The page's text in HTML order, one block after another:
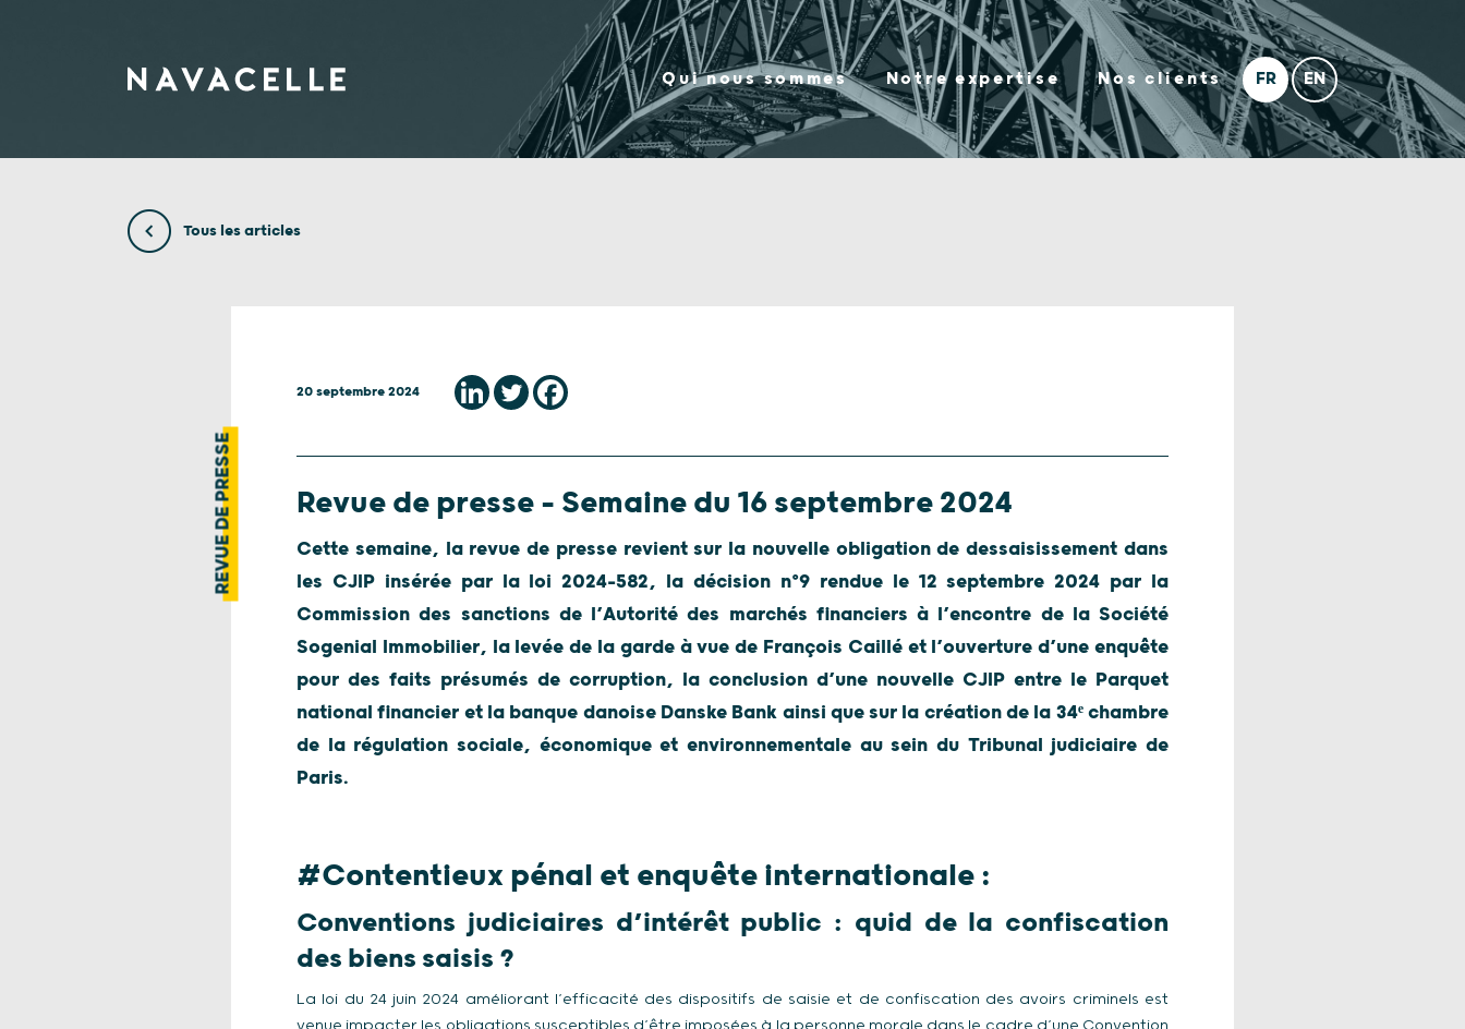
Qui nous sommes Notre expertise Nos clients
Tous les articles
REVUE DE PRESSE
20 septembre 2024
Revue de presse – Semaine du 16 septembre 2024
Cette semaine, la revue de presse revient sur la nouvelle obligation de dessaisissement dans
les CJIP insérée par la loi 2024-582, la décision n°9 rendue le 12 septembre 2024 par la
Commission des sanctions de l’Autorité des marchés financiers à l’encontre de la Société
Sogenial Immobilier, la levée de la garde à vue de François Caillé et l’ouverture d’une enquête
pour des faits présumés de corruption, la conclusion d’une nouvelle CJIP entre le Parquet
national financier et la banque danoise Danske Bank ainsi que sur la création de la 34ᵉ chambre
de la régulation sociale, économique et environnementale au sein du Tribunal judiciaire de
Paris.
#Contentieux pénal et enquête internationale :
Conventions judiciaires d’intérêt public : quid de la confiscation
des biens saisis ?
La loi du 24 juin 2024 améliorant l’efficacité des dispositifs de saisie et de confiscation des avoirs criminels est